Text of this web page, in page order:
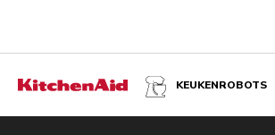
KEUKENROBOTS